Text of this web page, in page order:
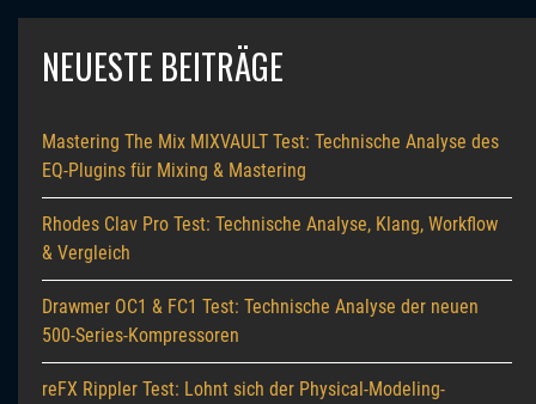
NEUESTE BEITRÄGE
Mastering The Mix MIXVAULT Test: Technische Analyse des
EQ-Plugins für Mixing & Mastering
Rhodes Clav Pro Test: Technische Analyse, Klang, Workflow
& Vergleich
Drawmer OC1 & FC1 Test: Technische Analyse der neuen
500-Series-Kompressoren
reFX Rippler Test: Lohnt sich der Physical-Modeling-